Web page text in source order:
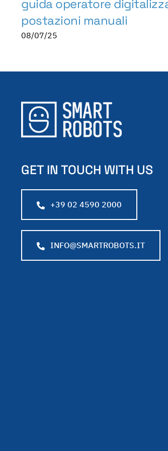
guida operatore
postazioni manuali
08/07/25
GET IN TOUCH WITH US
+39 02 4590 2000
INFO@SMARTROBOTS.IT